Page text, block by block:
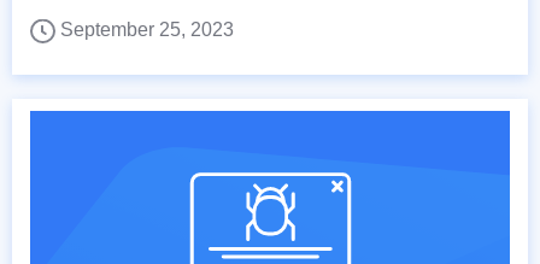
September 25, 2023